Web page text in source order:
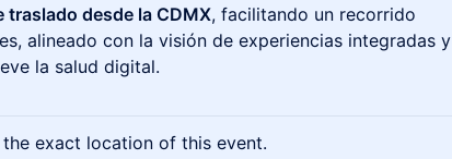
traslado desde la CDMX, facilitando un recorrido
alineado con la visión de experiencias integradas y
la salud digital.
exact location of this event.